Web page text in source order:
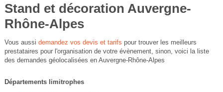
Stand et décoration Auvergne-
Rhône-Alpes
Vous aussi demandez vos devis et tarifs pour trouver les meilleurs
prestataires pour l'organisation de votre évènement, sinon, voici la liste
des demandes géolocalisées en Auvergne-Rhône-Alpes
Départements limitrophes